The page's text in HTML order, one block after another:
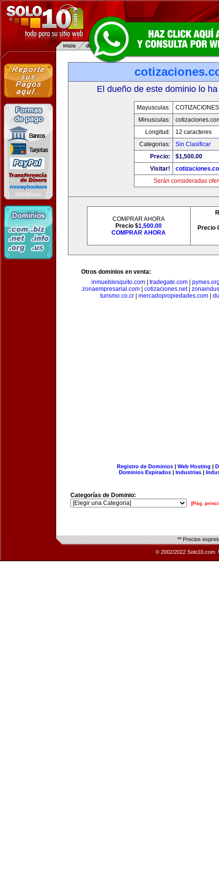
El dueño de este dominio lo
Mayusculas:
Minusculas:
Longitud:
12 caracteres
Categorias:
Sin Clasificar
Precio:
$1,500.00
Visitar!
Serán consideradas
COMPRAR AHORA
Precio $1,500.00
COMPRAR AHORA
Precio
Otros dominios en venta:
inmueblesquito.com
tradegate.com
zonaempresarial.com| cotizaciones.net|
turismo.co.cr| mercadopropiedades.com|
Registro de Dominios| Web Hosting |
Dominios Expirados | Industrias |
Categorías de Dominio:
[Pág.
** Precios
© 2002/2022 Solo10.com